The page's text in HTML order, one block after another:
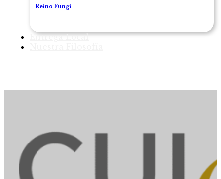
Reino Fungi
Entrega Local